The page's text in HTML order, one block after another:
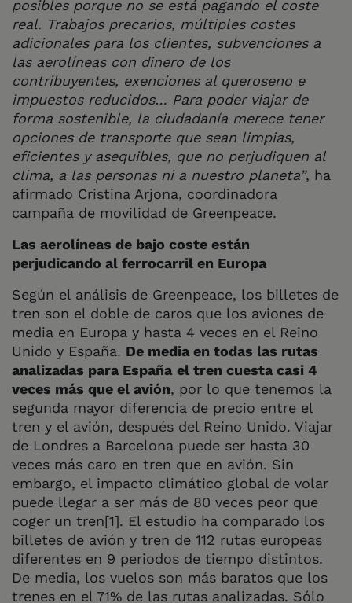
posibles porque no se está pagando el coste
real. Trabajos precarios, múltiples costes
adicionales para los clientes, subvenciones a
las aerolíneas con dinero de los
contribuyentes, exenciones al queroseno e
impuestos reducidos… Para poder viajar de
forma sostenible, la ciudadanía merece tener
opciones de transporte que sean limpias,
eficientes y asequibles, que no perjudiquen al
clima, a las personas ni a nuestro planeta”, ha
afirmado Cristina Arjona, coordinadora
campaña de movilidad de Greenpeace.
Las aerolíneas de bajo coste están
perjudicando al ferrocarril en Europa
Según el análisis de Greenpeace, los billetes de
tren son el doble de caros que los aviones de
media en Europa y hasta 4 veces en el Reino
Unido y España. De media en todas las rutas
analizadas para España el tren cuesta casi 4
veces más que el avión, por lo que tenemos la
segunda mayor diferencia de precio entre el
tren y el avión, después del Reino Unido. Viajar
de Londres a Barcelona puede ser hasta 30
veces más caro en tren que en avión. Sin
embargo, el impacto climático global de volar
puede llegar a ser más de 80 veces peor que
coger un tren[1]. El estudio ha comparado los
billetes de avión y tren de 112 rutas europeas
diferentes en 9 periodos de tiempo distintos.
De media, los vuelos son más baratos que los
trenes en el 71% de las rutas analizadas. Sólo